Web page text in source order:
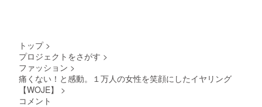
次発送
トップ >
プロジェクトをさがす >
ファッション >
痛くない！と感動。１万人の女性を笑顔にしたイヤリング
【WOJE】
>
コメント